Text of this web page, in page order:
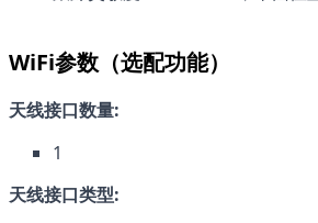
WiFi参数（选配功能）
天线接口数量:
1
天线接口类型: